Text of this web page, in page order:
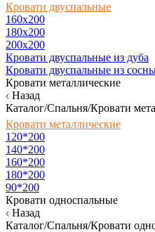
Кровати двуспальные
160х200
180x200
200x200
Кровати двуспальные из дуба
Кровати двуспальные из
Кровати металлические
Назад
Каталог/Спальня/Кровати
Кровати металлические
120*200
140*200
160*200
180*200
90*200
Кровати односпальные
Назад
Каталог/Спальня/Кровати